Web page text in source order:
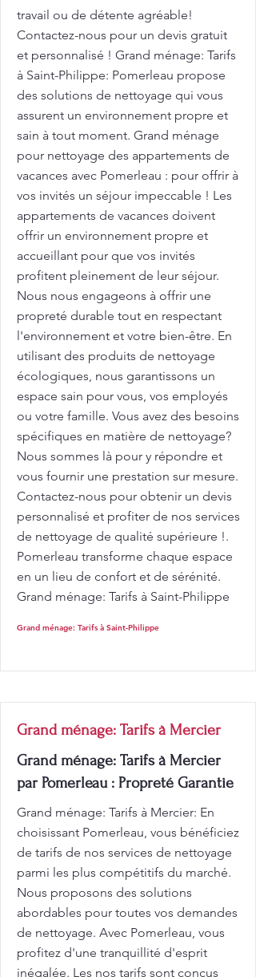
travail ou de détente agréable!
Contactez-nous pour un devis gratuit
et personnalisé ! Grand ménage: Tarifs
à Saint-Philippe: Pomerleau propose
des solutions de nettoyage qui vous
assurent un environnement propre et
sain à tout moment. Grand ménage
pour nettoyage des appartements de
vacances avec Pomerleau : pour offrir à
vos invités un séjour impeccable ! Les
appartements de vacances doivent
offrir un environnement propre et
accueillant pour que vos invités
profitent pleinement de leur séjour.
Nous nous engageons à offrir une
propreté durable tout en respectant
l'environnement et votre bien-être. En
utilisant des produits de nettoyage
écologiques, nous garantissons un
espace sain pour vous, vos employés
ou votre famille. Vous avez des besoins
spécifiques en matière de nettoyage?
Nous sommes là pour y répondre et
vous fournir une prestation sur mesure.
Contactez-nous pour obtenir un devis
personnalisé et profiter de nos services
de nettoyage de qualité supérieure !.
Pomerleau transforme chaque espace
en un lieu de confort et de sérénité.
Grand ménage: Tarifs à Saint-Philippe
Grand ménage: Tarifs à Saint-Philippe
Grand ménage: Tarifs à Mercier
Grand ménage: Tarifs à Mercier
par Pomerleau : Propreté Garantie
Grand ménage: Tarifs à Mercier: En
choisissant Pomerleau, vous bénéficiez
de tarifs de nos services de nettoyage
parmi les plus compétitifs du marché.
Nous proposons des solutions
abordables pour toutes vos demandes
de nettoyage. Avec Pomerleau, vous
profitez d'une tranquillité d'esprit
inégalée. Les nos tarifs sont conçus